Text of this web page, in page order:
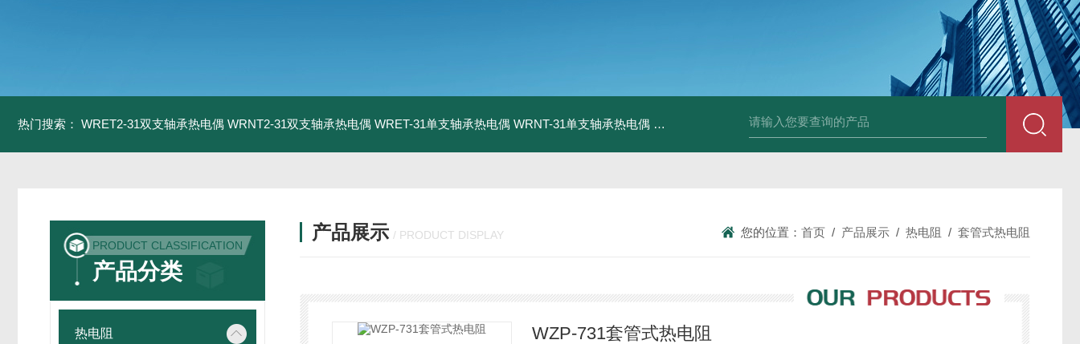
热门搜索： WRET2-31双支轴承热电偶 WRNT2-31双支轴承热电偶 WRET-31单支轴承热电偶 WRNT-31单支轴承热电偶 WZP-731套管式热电阻 WZP2-731套管式热电阻 塑料液面计
PRODUCT CLASSIFICATION
产品分类
热电阻
产品展示 / PRODUCT DISPLAY 您的位置： 首页 / 产品展示 / 热电阻 / 套管式热电阻
WZP-731套管式热电阻